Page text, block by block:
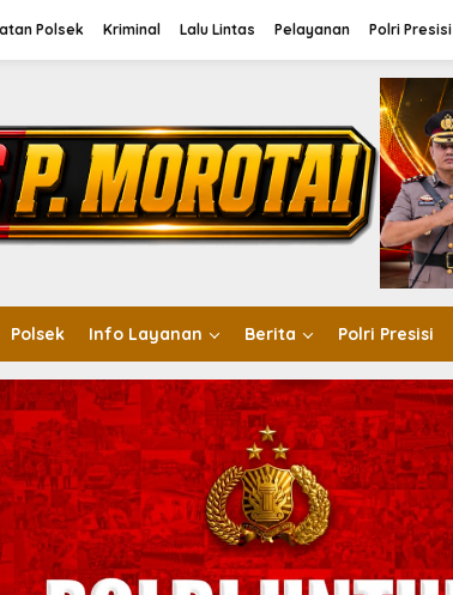
Polsek Kriminal Lalu Lintas Pelayanan Polri Presisi
Polsek Info Layanan Berita Polri Presisi